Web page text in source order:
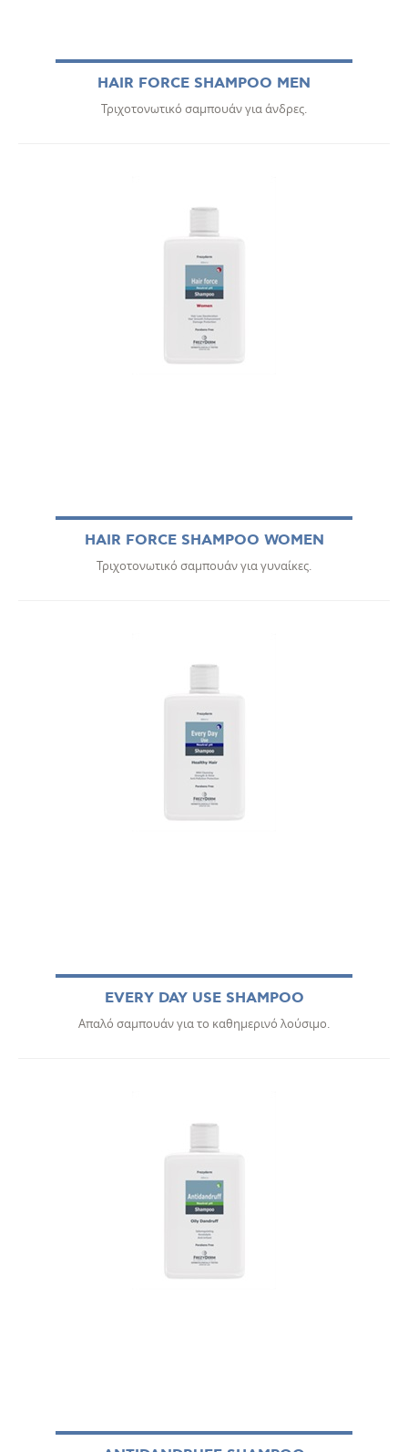
HAIR FORCE SHAMPOO MEN
Τριχοτονωτικό σαμπουάν για άνδρες.
HAIR FORCE SHAMPOO WOMEN
Τριχοτονωτικό σαμπουάν για γυναίκες.
EVERY DAY USE SHAMPOO
Απαλό σαμπουάν για το καθημερινό λούσιμο.